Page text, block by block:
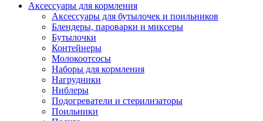
Аксессуары для кормления
Аксессуары для бутылочек и поильников
Блендеры, пароварки и миксеры
Бутылочки
Контейнеры
Молокоотсосы
Наборы для кормления
Нагрудники
Ниблеры
Подогреватели и стерилизаторы
Поильники